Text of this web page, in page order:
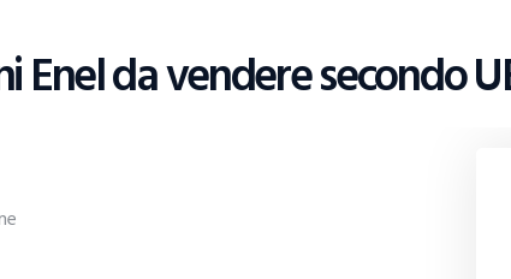
Enel da vendere secondo
Al Trading